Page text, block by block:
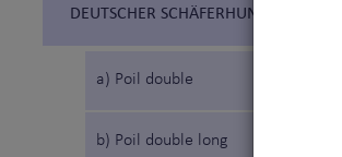
DEUTSCHER SCHÄFERHUND (166)
a) Poil double
b) Poil double long